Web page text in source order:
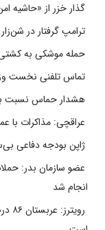
گذار خزر از «حاشیه
ترامپ گرفتار در
حمله موشکی به کشتی
تماس تلفنی نخست
هشدار حماس نسبت
عراقچی: مذاکرات با
ژاپن بودجه دفاعی بی‌سابقه ۵۶ میلیارد دلاری
عضو سازمان بدر:
انجام شد